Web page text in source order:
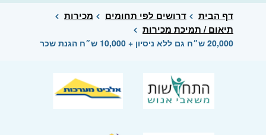
דף הבית דרושים לפי תחומים
מכירות
תיאום / תמיכת מכירות
20,000 ש״ח גם ללא ניסיון + 10,000 ש״ח הגנת שכר